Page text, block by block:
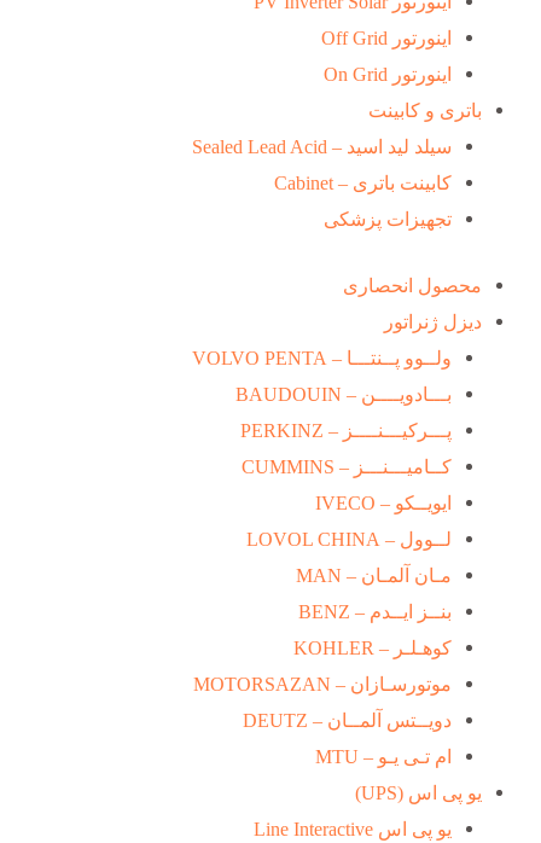
اینورتور Off Grid
اینورتور On Grid
باتری و کابینت
سیلد لید اسید – Sealed Lead Acid
کابینت باتری – Cabinet
تجهیزات پزشکی
محصول انحصاری
دیزل ژنراتور
ولــوو پــنتـــا – VOLVO PENTA
بـــادویــــن – BAUDOUIN
پـــرکیـــنــــز – PERKINZ
کــامیـــنـــز – CUMMINS
ایویــکو – IVECO
لــوول – LOVOL CHINA
مـان آلمـان – MAN
بنــز ایــدم – BENZ
کوهـلـر – KOHLER
موتورسـازان – MOTORSAZAN
دویــتس آلمــان – DEUTZ
ام تـی یـو – MTU
یو پی اس (UPS)
یو پی اس Line Interactive